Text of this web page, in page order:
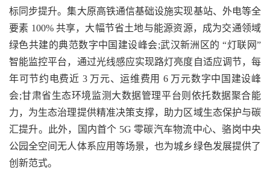
标同步提升。集大原高铁通信基础设施实现基站、外电等全
要素 100% 共享，大幅节省土地与能源资源，成为交通领域
绿色共建的典范数字中国建设峰会;武汉新洲区的 “灯联网”
智能监控平台，通过光线感应实现路灯亮度自适应调节，每
年可节约电费近 3 万元、运维费用 6 万元数字中国建设峰
会;甘肃省生态环境监测大数据管理平台则依托数据聚合能
力，为生态治理提供精准决策支撑，助力区域生态保护与碳
汇提升。此外，国内首个 5G 零碳汽车物流中心、骆岗中央
公园全空间无人体系应用等场景，也为城乡绿色发展提供了
创新范式。